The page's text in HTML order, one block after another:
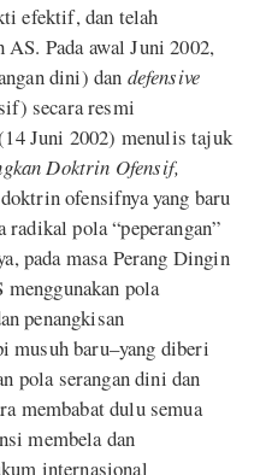
efektif, dan telah
Pada awal Juni 2002,
dini) dan defensive
secara resmi
Juni 2002) menulis tajuk
Doktrin Ofensif,
ofensifnya yang baru
pola “peperangan”
pada masa Perang Dingin
pola
penangkisan
musuh baru–yang diberi
pola serangan dini dan
membabat dulu semua
membela dan
internasional